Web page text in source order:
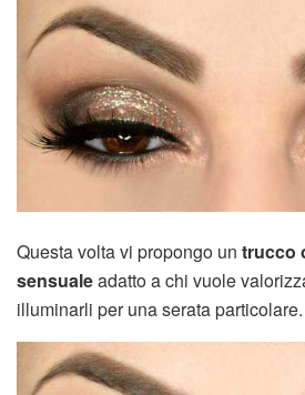
Questa volta vi propongo un trucco
sensualeadatto a chi vuole
illuminarli per una serata particolare.